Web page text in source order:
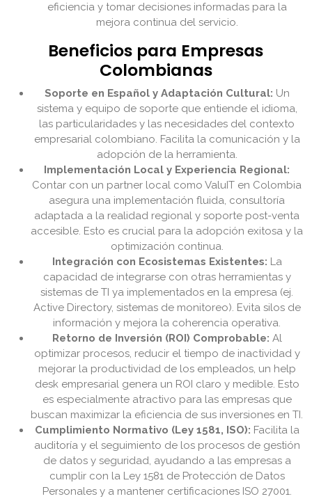
eficiencia y tomar decisiones informadas para la
mejora continua del servicio.
Beneficios para Empresas
Colombianas
Soporte en Español y Adaptación Cultural: Un
sistema y equipo de soporte que entiende el idioma,
las particularidades y las necesidades del contexto
empresarial colombiano. Facilita la comunicación y la
adopción de la herramienta.
Implementación Local y Experiencia Regional:
Contar con un partner local como ValuIT en Colombia
asegura una implementación fluida, consultoría
adaptada a la realidad regional y soporte post-venta
accesible. Esto es crucial para la adopción exitosa y la
optimización continua.
Integración con Ecosistemas Existentes: La
capacidad de integrarse con otras herramientas y
sistemas de TI ya implementados en la empresa (ej.
Active Directory, sistemas de monitoreo). Evita silos de
información y mejora la coherencia operativa.
Retorno de Inversión (ROI) Comprobable: Al
optimizar procesos, reducir el tiempo de inactividad y
mejorar la productividad de los empleados, un help
desk empresarial genera un ROI claro y medible. Esto
es especialmente atractivo para las empresas que
buscan maximizar la eficiencia de sus inversiones en TI.
Cumplimiento Normativo (Ley 1581, ISO): Facilita la
auditoría y el seguimiento de los procesos de gestión
de datos y seguridad, ayudando a las empresas a
cumplir con la Ley 1581 de Protección de Datos
Personales y a mantener certificaciones ISO 27001.